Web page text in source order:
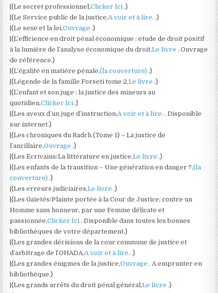
|{Le secret professionnel,Clicker Ici.}
|{Le Service public de la justice,A voir et à lire..}
|{Le sexe et la loi,Ouvrage.}
|{L’efficience en droit pénal économique : étude de droit positif
à la lumière de l’analyse économique du droit,Le livre. Ouvrage
de référence.}
|{L’égalité en matière pénale,(la couverture).}
|{Légende de la famille Forseti tome 2,Le livre.}
|{L’enfant et son juge : la justice des mineurs au
quotidien,Clicker Ici.}
|{Les aveux d’un juge d’instruction,A voir et à lire.. Disponible
sur internet.}
|{Les chroniques du Radch (Tome 1) – La justice de
l’ancillaire,Ouvrage.}
|{Les Écrivains/La littérature en justice,Le livre.}
|{Les enfants de la transition – Une génération en danger ?,(la
couverture).}
|{Les erreurs judiciaires,Le livre.}
|{Les Gaietés/Plainte portée à la Cour de Justice, contre un
Homme sans honneur, par une Femme délicate et
passionnée,Clicker Ici. Disponible dans toutes les bonnes
bibliothèques de votre département.}
|{Les grandes décisions de la cour commune de justice et
d’arbitrage de l’OHADA,A voir et à lire..}
|{Les grandes énigmes de la justice,Ouvrage. A emprunter en
bibliothèque.}
|{Les grands arrêts du droit pénal général,Le livre.}